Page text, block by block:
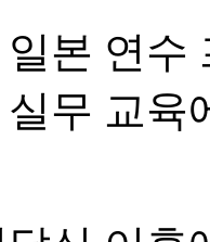
본 연수
무 교육